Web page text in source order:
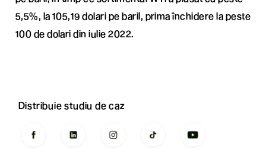
5,5%, la 105,19 dolari pe baril, prima închidere la peste
100 de dolari din iulie 2022.
Distribuie studiu de caz